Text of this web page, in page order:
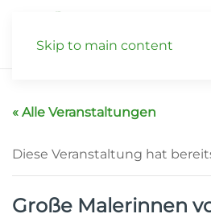
Skip to main content
« Alle Veranstaltungen
Diese Veranstaltung hat
Große Malerinnen